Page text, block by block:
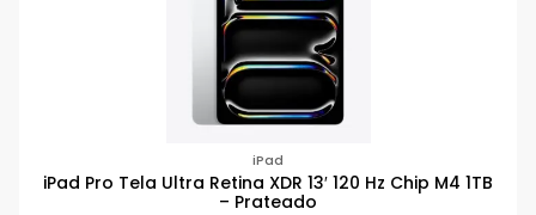
iPad
iPad Pro Tela Ultra Retina XDR 13′ 120 Hz Chip M4 1TB
– Prateado